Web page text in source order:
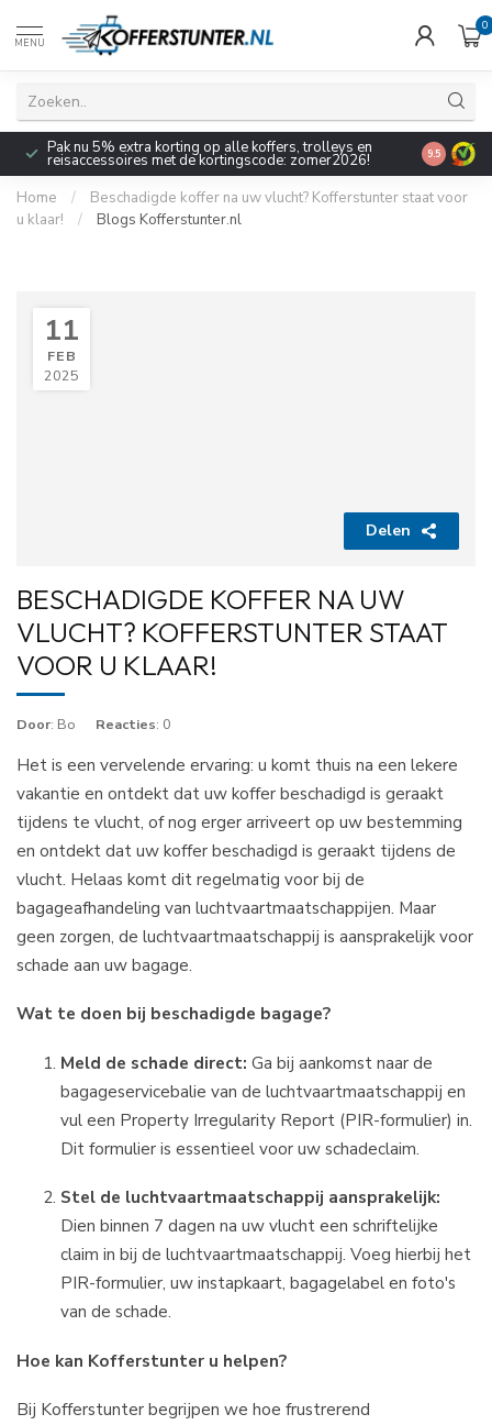
MENU
0
Pak nu 5% extra korting op alle koffers, trolleys en
reisaccessoires met de kortingscode: zomer2026! 9.5
Home /
Beschadigde koffer na uw vlucht? Kofferstunter staat voor
u klaar!
/ Blogs Kofferstunter.nl
11
FEB
2025
Delen
BESCHADIGDE KOFFER NA UW
VLUCHT? KOFFERSTUNTER STAAT
VOOR U KLAAR!
Door: Bo Reacties: 0
Het is een vervelende ervaring: u komt thuis na een lekere
vakantie en ontdekt dat uw koffer beschadigd is geraakt
tijdens te vlucht, of nog erger arriveert op uw bestemming
en ontdekt dat uw koffer beschadigd is geraakt tijdens de
vlucht. Helaas komt dit regelmatig voor bij de
bagageafhandeling van luchtvaartmaatschappijen. Maar
geen zorgen, de luchtvaartmaatschappij is aansprakelijk voor
schade aan uw bagage.
Wat te doen bij beschadigde bagage?
Meld de schade direct: Ga bij aankomst naar de
bagageservicebalie van de luchtvaartmaatschappij en
vul een Property Irregularity Report (PIR-formulier) in.
Dit formulier is essentieel voor uw schadeclaim.
Stel de luchtvaartmaatschappij aansprakelijk:
Dien binnen 7 dagen na uw vlucht een schriftelijke
claim in bij de luchtvaartmaatschappij. Voeg hierbij het
PIR-formulier, uw instapkaart, bagagelabel en foto's
van de schade.
Hoe kan Kofferstunter u helpen?
Bij Kofferstunter begrijpen we hoe frustrerend